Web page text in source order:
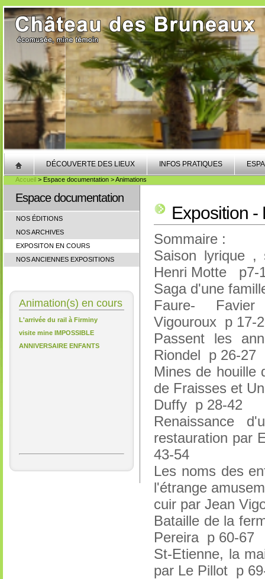
DÉCOUVERTE DES LIEUX INFOS PRATIQUES
Accueil > Espace documentation > Animations
Espace documentation
NOS ÉDITIONS
NOS ARCHIVES
EXPOSITON EN COURS
NOS ANCIENNES EXPOSITIONS
Animation(s) en cours
L'arrivée du rail à Firminy
visite mine IMPOSSIBLE
ANNIVERSAIRE ENFANTS
Exposition -
Sommaire :
Saison lyrique ,
Henri Motte p7-
Saga d'une
Faure-
Vigouroux p 17-
Passent les
Riondel p 26-27
Mines de houille
de Fraisses et
Duffy p 28-42
Renaissance
restauration par
43-54
Les noms des
l'étrange
cuir par Jean
Bataille de la
Pereira p 60-67
St-Etienne, la
par Le Pillot p